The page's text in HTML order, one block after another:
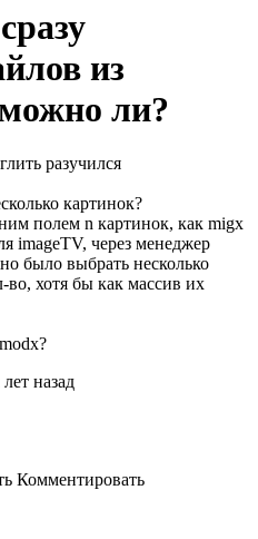
из
ли?
разучился
картинок?
полем n картинок, как migx
imageTV, через менеджер
было выбрать несколько
хотя бы как массив их
назад
Комментировать